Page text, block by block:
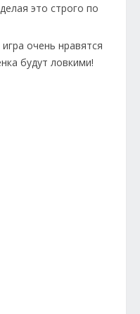
это строго по
очень нравятся
будут ловкими!